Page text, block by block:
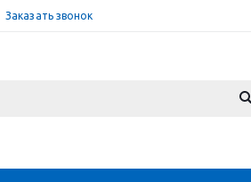
Заказать звонок